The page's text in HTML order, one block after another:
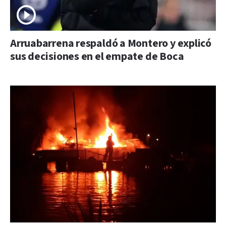
Arruabarrena respaldó a Montero y explicó
sus decisiones en el empate de Boca